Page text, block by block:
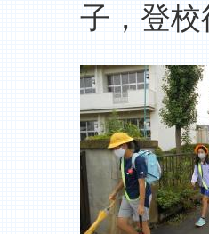
子，登